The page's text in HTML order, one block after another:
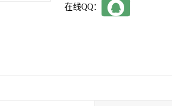
在线QQ：